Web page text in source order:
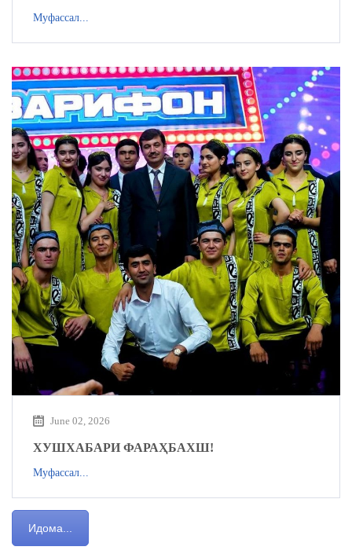
Муфассал...
June 02, 2026
ХУШХАБАРИ ФАРАҲБАХШ!
Муфассал...
Идома...